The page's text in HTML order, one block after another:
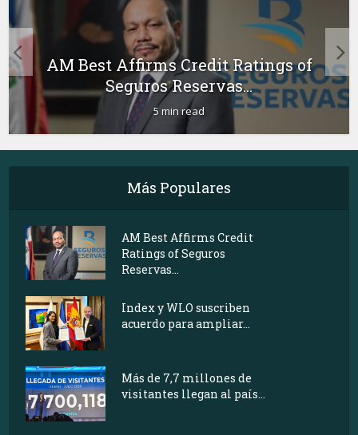
AM Best Affirms Credit Ratings of
Seguros Reservas...
5 min read
Más Populares
AM Best Affirms Credit
Ratings of Seguros
Reservas...
Index y WLO suscriben
acuerdo para ampliar...
Más de 7,7 millones de
visitantes llegan al país...